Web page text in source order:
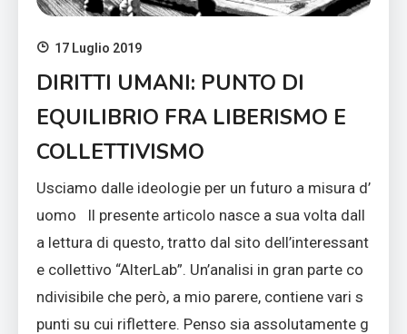
17 Luglio 2019
DIRITTI UMANI: PUNTO DI
EQUILIBRIO FRA LIBERISMO E
COLLETTIVISMO
Usciamo dalle ideologie per un futuro a misura d’
uomo Il presente articolo nasce a sua volta dall
a lettura di questo, tratto dal sito dell’interessant
e collettivo “AlterLab”. Un’analisi in gran parte co
ndivisibile che però, a mio parere, contiene vari s
punti su cui riflettere. Penso sia assolutamente g